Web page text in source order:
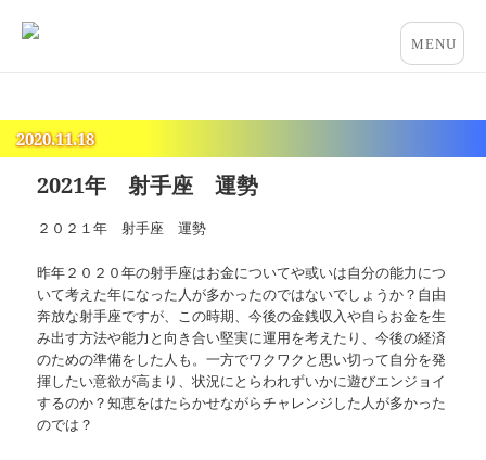
2020.11.18
2021年 射手座 運勢
２０２１年 射手座 運勢
昨年２０２０年の射手座はお金についてや或いは自分の能力につ
いて考えた年になった人が多かったのではないでしょうか？自由
奔放な射手座ですが、この時期、今後の金銭収入や自らお金を生
み出す方法や能力と向き合い堅実に運用を考えたり、今後の経済
のための準備をした人も。一方でワクワクと思い切って自分を発
揮したい意欲が高まり、状況にとらわれずいかに遊びエンジョイ
するのか？知恵をはたらかせながらチャレンジした人が多かった
のでは？